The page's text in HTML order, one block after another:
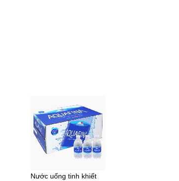
Nước uống tinh khiết